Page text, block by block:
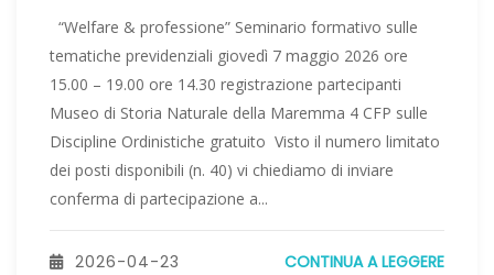
“Welfare & professione” Seminario formativo sulle
tematiche previdenziali giovedì 7 maggio 2026 ore
15.00 – 19.00 ore 14.30 registrazione partecipanti
Museo di Storia Naturale della Maremma 4 CFP sulle
Discipline Ordinistiche gratuito Visto il numero limitato
dei posti disponibili (n. 40) vi chiediamo di inviare
conferma di partecipazione a...
2026-04-23 CONTINUA A LEGGERE